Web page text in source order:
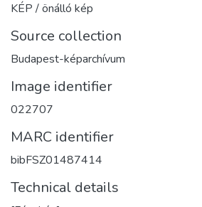
KÉP / önálló kép
Source collection
Budapest-képarchívum
Image identifier
022707
MARC identifier
bibFSZ01487414
Technical details